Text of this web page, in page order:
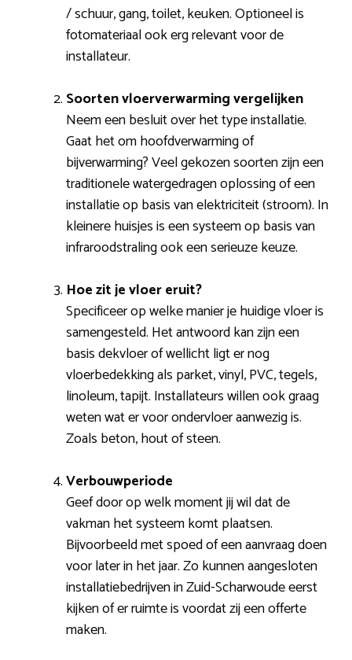
/ schuur, gang, toilet, keuken. Optioneel is
fotomateriaal ook erg relevant voor de
installateur.
Soorten vloerverwarming vergelijken
Neem een besluit over het type installatie.
Gaat het om hoofdverwarming of
bijverwarming? Veel gekozen soorten zijn een
traditionele watergedragen oplossing of een
installatie op basis van elektriciteit (stroom). In
kleinere huisjes is een systeem op basis van
infraroodstraling ook een serieuze keuze.
Hoe zit je vloer eruit?
Specificeer op welke manier je huidige vloer is
samengesteld. Het antwoord kan zijn een
basis dekvloer of wellicht ligt er nog
vloerbedekking als parket, vinyl, PVC, tegels,
linoleum, tapijt. Installateurs willen ook graag
weten wat er voor ondervloer aanwezig is.
Zoals beton, hout of steen.
Verbouwperiode
Geef door op welk moment jij wil dat de
vakman het systeem komt plaatsen.
Bijvoorbeeld met spoed of een aanvraag doen
voor later in het jaar. Zo kunnen aangesloten
installatiebedrijven in Zuid-Scharwoude eerst
kijken of er ruimte is voordat zij een offerte
maken.